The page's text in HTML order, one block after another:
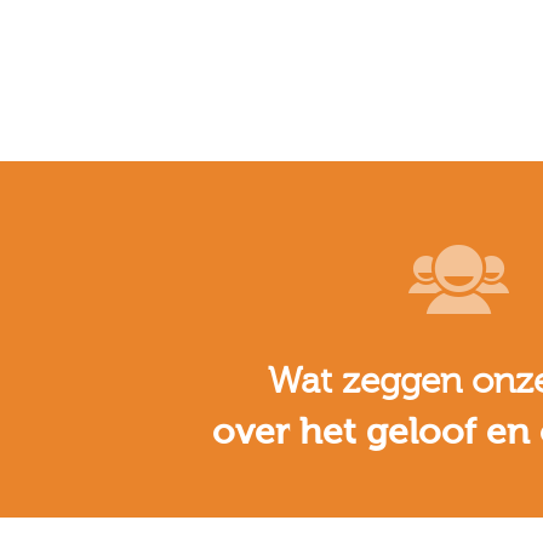
Wat zeggen
over het geloof en
Harald Eertink ( 30 jaar)